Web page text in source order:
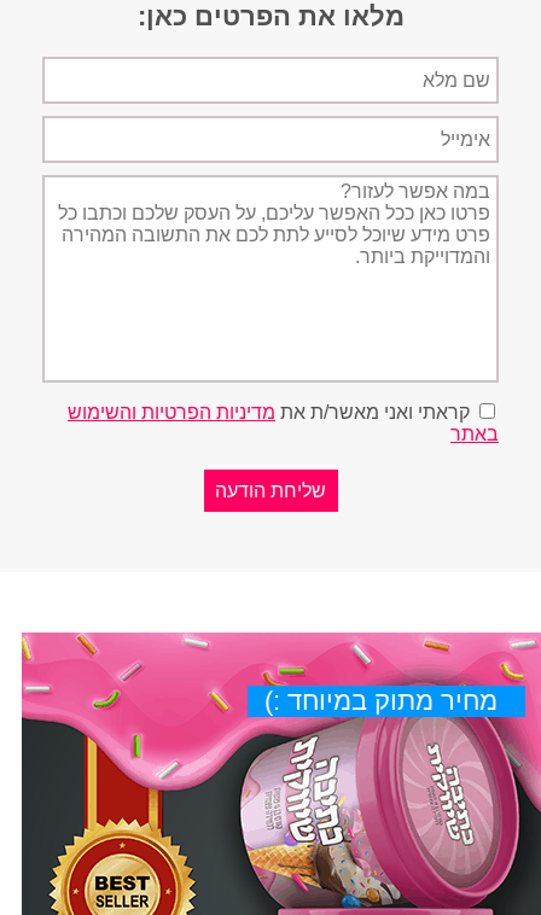
מלאו את הפרטים כאן:
מלא
תיאור
הפניה
קראתי ואני מאשר/ת את מדיניות הפרטיות והשימוש
באתר
מחיר מתוק במיוחד :)